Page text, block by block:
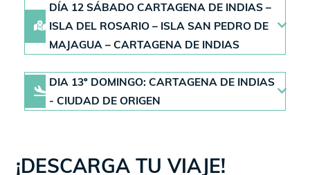
DÍA 12 SÁBADO CARTAGENA DE INDIAS –
ISLA DEL ROSARIO – ISLA SAN PEDRO DE
MAJAGUA – CARTAGENA DE INDIAS
DIA 13º DOMINGO: CARTAGENA DE INDIAS
- CIUDAD DE ORIGEN
¡DESCARGA TU VIAJE!